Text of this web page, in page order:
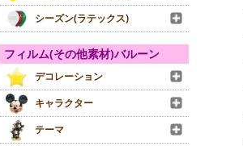
シーズン(ラテックス)
フィルム(その他素材)バルーン
デコレーション
キャラクター
テーマ